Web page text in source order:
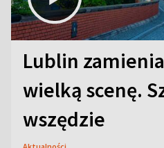
Lublin
wielką scenę.
wszędzie